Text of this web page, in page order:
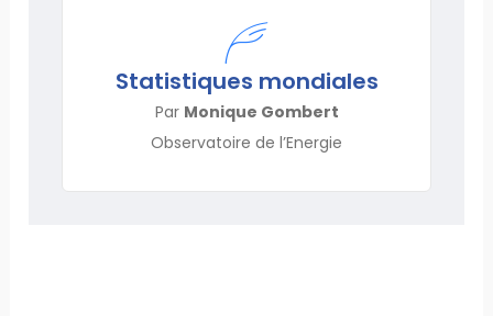
Statistiques mondiales
Par Monique Gombert
Observatoire de l’Energie